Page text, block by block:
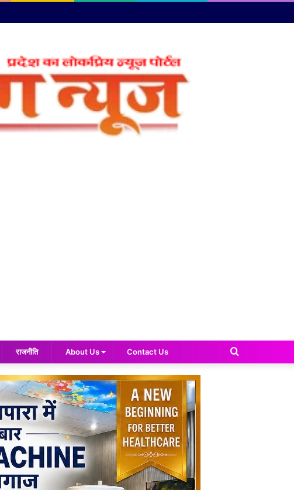
राजनीति About Us Contact Us
Search